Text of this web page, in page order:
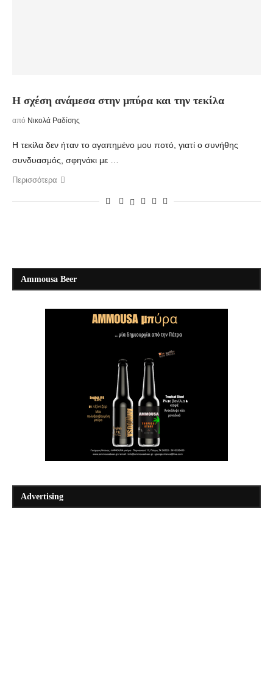
Η σχέση ανάμεσα στην μπύρα και την τεκίλα
από Νικολά Ραδίσης
Η τεκίλα δεν ήταν το αγαπημένο μου ποτό, γιατί ο συνήθης
συνδυασμός, σφηνάκι με …
Περισσότερα
Ammousa Beer
Advertising